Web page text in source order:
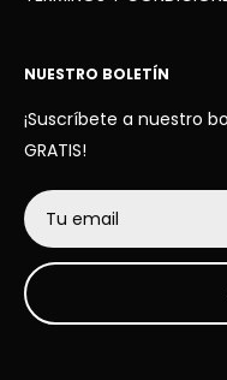
NUESTRO BOLETÍN
¡Suscríbete a nuestro
GRATIS!
Tu email